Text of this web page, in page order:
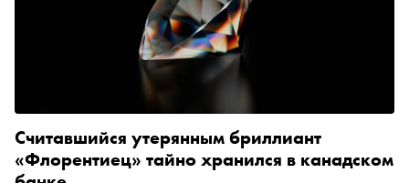
Считавшийся утерянным бриллиант
«Флорентиец» тайно хранился в канадском